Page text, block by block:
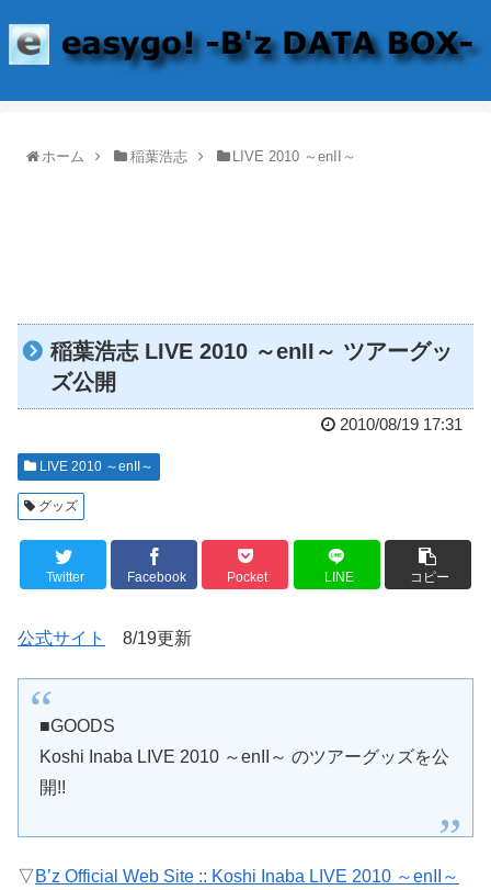
ホーム 稲葉浩志 LIVE 2010 ～enII～
稲葉浩志 LIVE 2010 ～enII～ ツアーグッ
ズ公開
2010/08/19 17:31
LIVE 2010 ～enII～
グッズ
Twitter Facebook Pocket LINE コピー
公式サイト 8/19更新
■GOODS
Koshi Inaba LIVE 2010 ～enII～ のツアーグッズを公
開!!
▽B’z Official Web Site :: Koshi Inaba LIVE 2010 ～enII～